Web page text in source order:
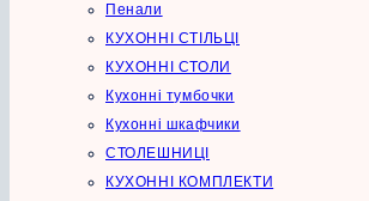
Пенали
КУХОННІ СТІЛЬЦІ
КУХОННІ СТОЛИ
Кухонні тумбочки
Кухонні шкафчики
СТОЛЕШНИЦІ
КУХОННІ КОМПЛЕКТИ